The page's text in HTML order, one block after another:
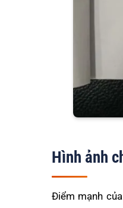
Hình ảnh
Điểm mạnh